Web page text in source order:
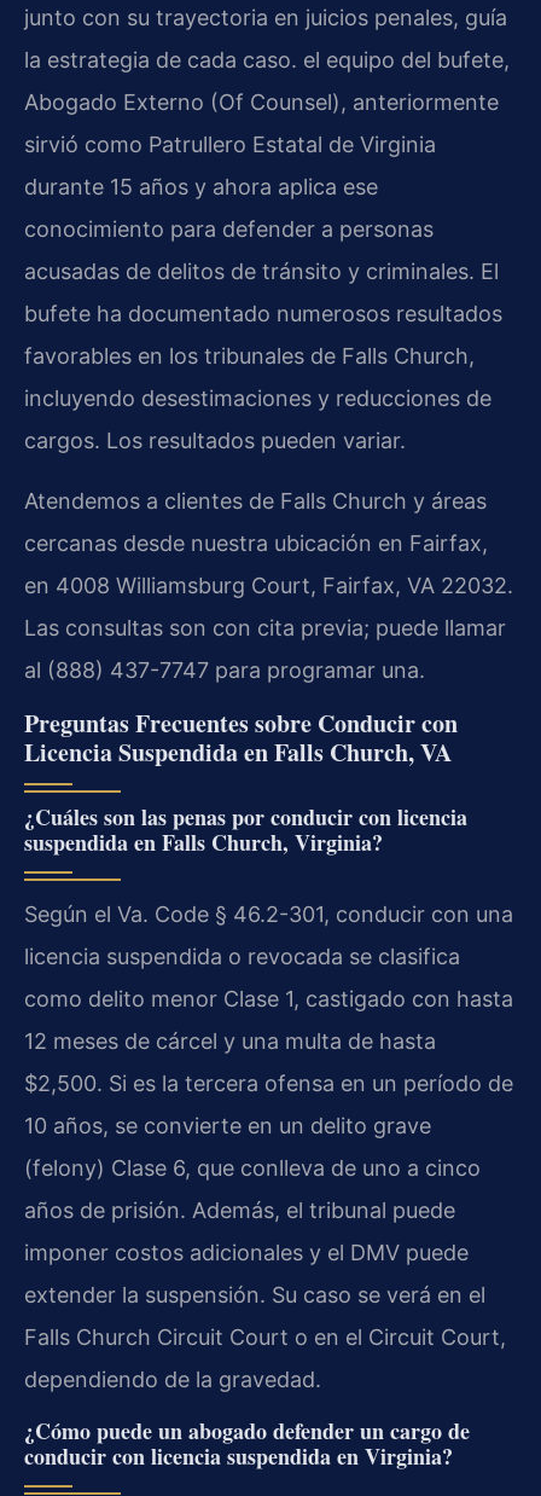
junto con su trayectoria en juicios penales, guía
la estrategia de cada caso. el equipo del bufete,
Abogado Externo (Of Counsel), anteriormente
sirvió como Patrullero Estatal de Virginia
durante 15 años y ahora aplica ese
conocimiento para defender a personas
acusadas de delitos de tránsito y criminales. El
bufete ha documentado numerosos resultados
favorables en los tribunales de Falls Church,
incluyendo desestimaciones y reducciones de
cargos. Los resultados pueden variar.
Atendemos a clientes de Falls Church y áreas
cercanas desde nuestra ubicación en Fairfax,
en 4008 Williamsburg Court, Fairfax, VA 22032.
Las consultas son con cita previa; puede llamar
al (888) 437-7747 para programar una.
Preguntas Frecuentes sobre Conducir con
Licencia Suspendida en Falls Church, VA
¿Cuáles son las penas por conducir con licencia
suspendida en Falls Church, Virginia?
Según el Va. Code § 46.2-301, conducir con una
licencia suspendida o revocada se clasifica
como delito menor Clase 1, castigado con hasta
12 meses de cárcel y una multa de hasta
$2,500. Si es la tercera ofensa en un período de
10 años, se convierte en un delito grave
(felony) Clase 6, que conlleva de uno a cinco
años de prisión. Además, el tribunal puede
imponer costos adicionales y el DMV puede
extender la suspensión. Su caso se verá en el
Falls Church Circuit Court o en el Circuit Court,
dependiendo de la gravedad.
¿Cómo puede un abogado defender un cargo de
conducir con licencia suspendida en Virginia?